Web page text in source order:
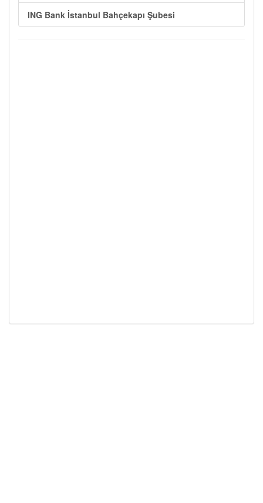
ING Bank İstanbul Bahçekapı Şubesi